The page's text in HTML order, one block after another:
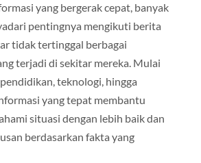
yang bergerak cepat, banyak
pentingnya mengikuti berita
tidak tertinggal berbagai
terjadi di sekitar mereka. Mulai
teknologi, hingga
yang tepat membantu
situasi dengan lebih baik dan
berdasarkan fakta yang